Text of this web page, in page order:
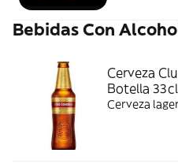
Bebidas Con
Cerveza
Botella 33cl
Cerveza